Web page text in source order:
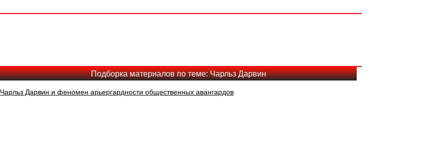
Подборка материалов по теме: Чарльз Дарвин
Чарльз Дарвин и феномен арьергардности общественных авангардов